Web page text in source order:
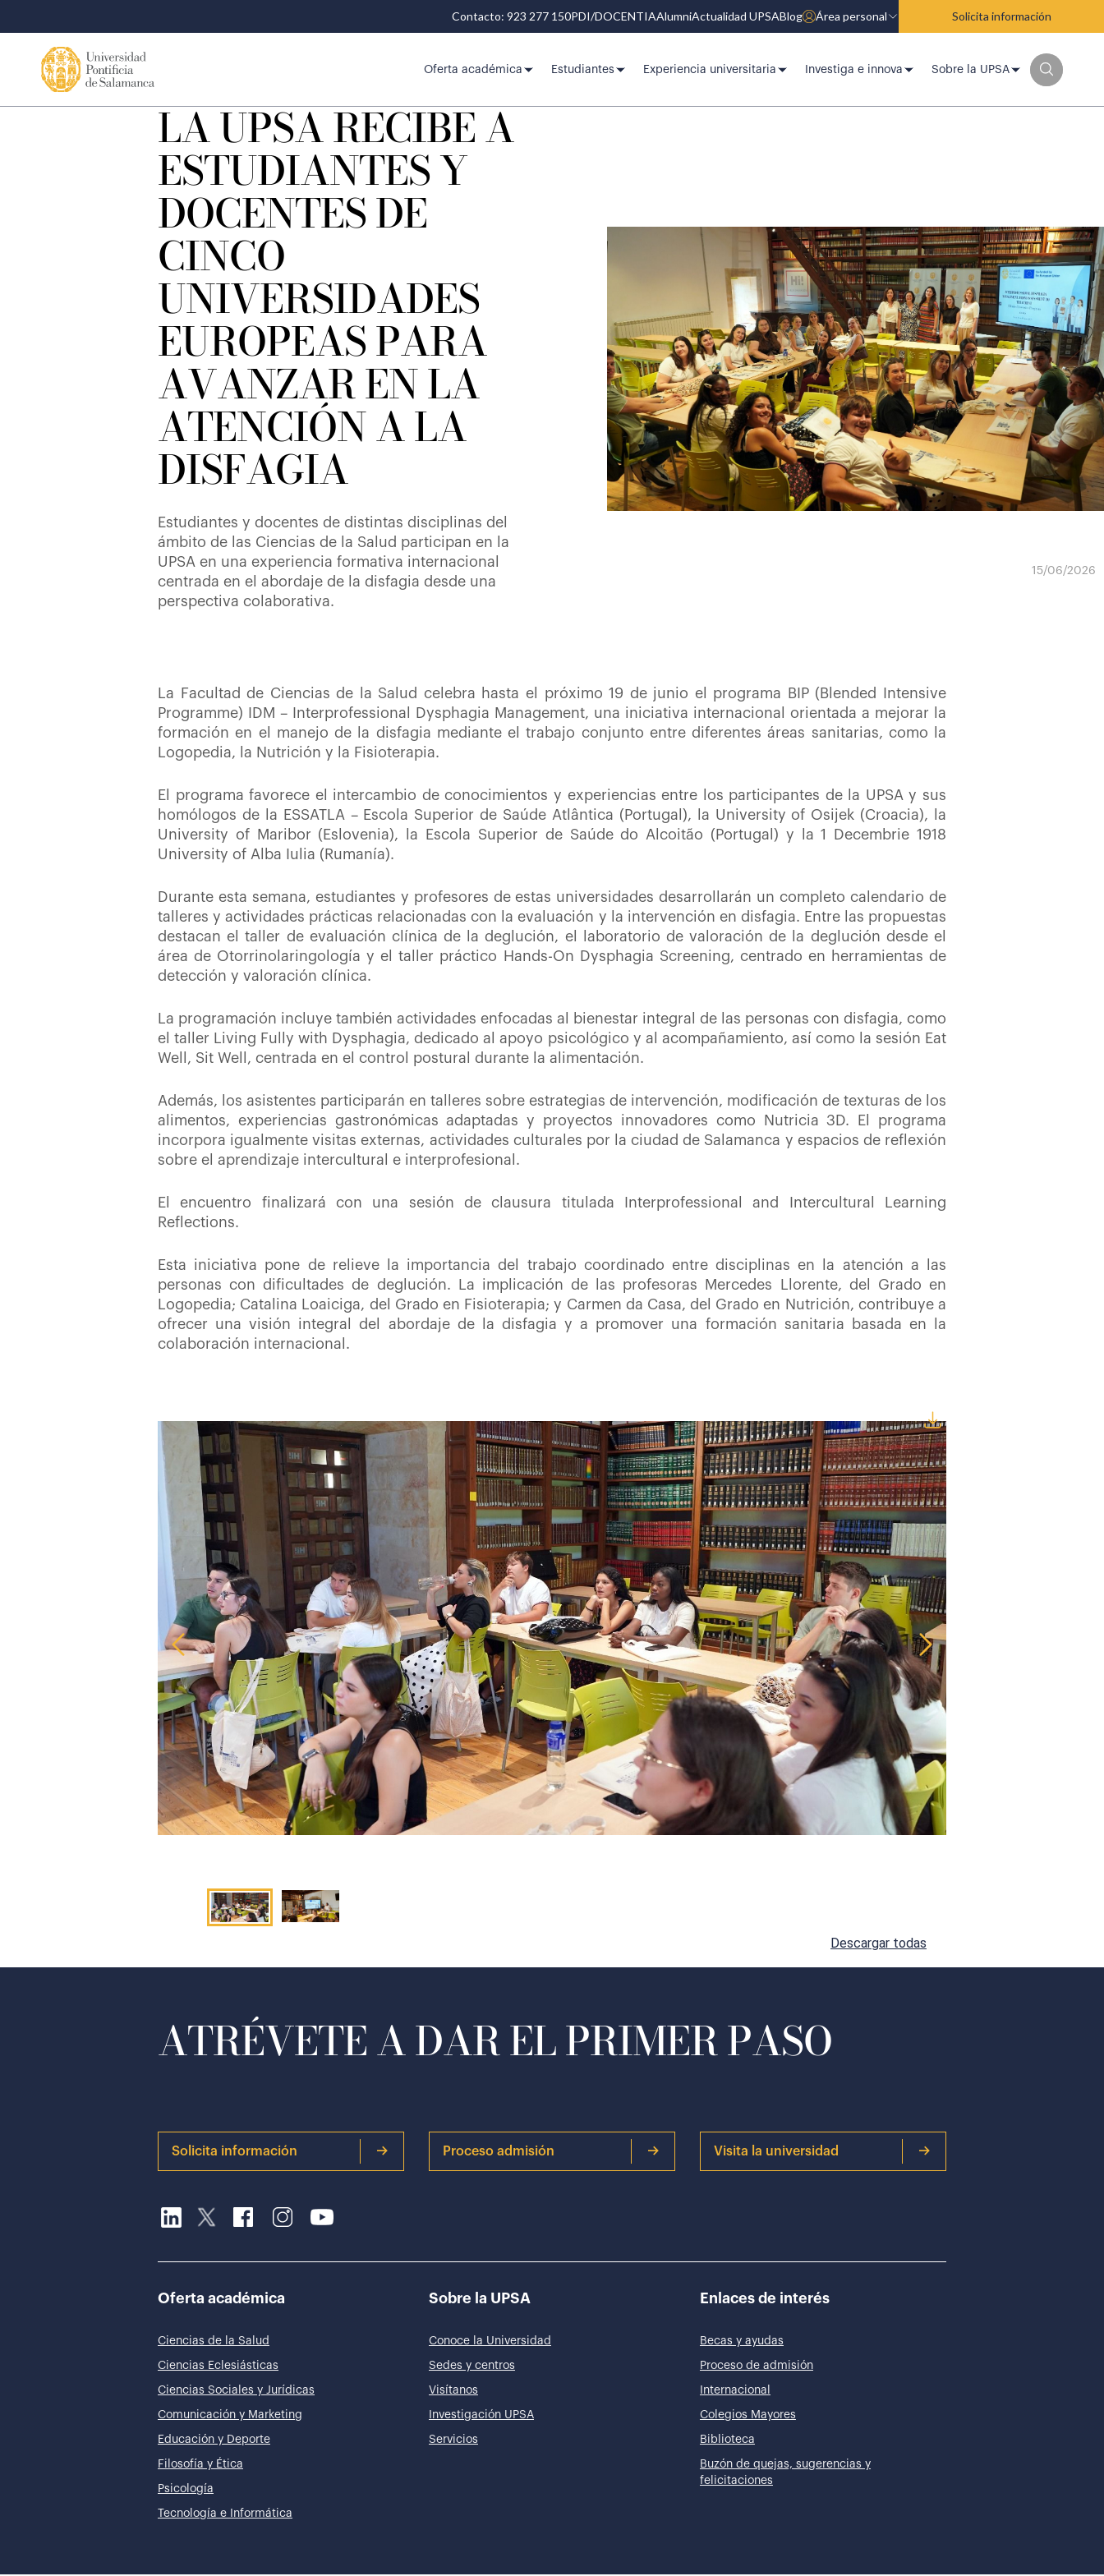
Contacto: 923 277 150PDI/DOCENTIAAlumniActualidad UPSABlog Área personal Solicita información
Oferta académica Estudiantes Experiencia universitaria Investiga e innova Sobre la UPSA
LA UPSA RECIBE A
ESTUDIANTES Y
DOCENTES DE
CINCO
UNIVERSIDADES
EUROPEAS PARA
AVANZAR EN LA
ATENCIÓN A LA
DISFAGIA
Estudiantes y docentes de distintas disciplinas del
ámbito de las Ciencias de la Salud participan en la
UPSA en una experiencia formativa internacional
centrada en el abordaje de la disfagia desde una
perspectiva colaborativa.
15/06/2026
La Facultad de Ciencias de la Salud celebra hasta el próximo 19 de junio el programa BIP (Blended Intensive
Programme) IDM – Interprofessional Dysphagia Management, una iniciativa internacional orientada a mejorar la
formación en el manejo de la disfagia mediante el trabajo conjunto entre diferentes áreas sanitarias, como la
Logopedia, la Nutrición y la Fisioterapia.
El programa favorece el intercambio de conocimientos y experiencias entre los participantes de la UPSA y sus
homólogos de la ESSATLA – Escola Superior de Saúde Atlântica (Portugal), la University of Osijek (Croacia), la
University of Maribor (Eslovenia), la Escola Superior de Saúde do Alcoitão (Portugal) y la 1 Decembrie 1918
University of Alba Iulia (Rumanía).
Durante esta semana, estudiantes y profesores de estas universidades desarrollarán un completo calendario de
talleres y actividades prácticas relacionadas con la evaluación y la intervención en disfagia. Entre las propuestas
destacan el taller de evaluación clínica de la deglución, el laboratorio de valoración de la deglución desde el
área de Otorrinolaringología y el taller práctico Hands-On Dysphagia Screening, centrado en herramientas de
detección y valoración clínica.
La programación incluye también actividades enfocadas al bienestar integral de las personas con disfagia, como
el taller Living Fully with Dysphagia, dedicado al apoyo psicológico y al acompañamiento, así como la sesión Eat
Well, Sit Well, centrada en el control postural durante la alimentación.
Además, los asistentes participarán en talleres sobre estrategias de intervención, modificación de texturas de los
alimentos, experiencias gastronómicas adaptadas y proyectos innovadores como Nutricia 3D. El programa
incorpora igualmente visitas externas, actividades culturales por la ciudad de Salamanca y espacios de reflexión
sobre el aprendizaje intercultural e interprofesional.
El encuentro finalizará con una sesión de clausura titulada Interprofessional and Intercultural Learning
Reflections.
Esta iniciativa pone de relieve la importancia del trabajo coordinado entre disciplinas en la atención a las
personas con dificultades de deglución. La implicación de las profesoras Mercedes Llorente, del Grado en
Logopedia; Catalina Loaiciga, del Grado en Fisioterapia; y Carmen da Casa, del Grado en Nutrición, contribuye a
ofrecer una visión integral del abordaje de la disfagia y a promover una formación sanitaria basada en la
colaboración internacional.
Descargar todas
ATRÉVETE A DAR EL PRIMER PASO
Solicita información Proceso admisión Visita la universidad
Oferta académica
Ciencias de la Salud
Ciencias Eclesiásticas
Ciencias Sociales y Jurídicas
Comunicación y Marketing
Educación y Deporte
Filosofía y Ética
Psicología
Tecnología e Informática
Sobre la UPSA
Conoce la Universidad
Sedes y centros
Visítanos
Investigación UPSA
Servicios
Enlaces de interés
Becas y ayudas
Proceso de admisión
Internacional
Colegios Mayores
Biblioteca
Buzón de quejas, sugerencias y
felicitaciones